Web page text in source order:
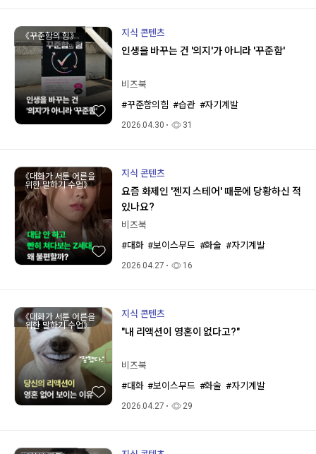
《꾸준함의 힘》 지식 콘텐츠
인생을 바꾸는 건 '의지'가 아니라 '꾸준함'
비즈북
#꾸준함의힘 #습관 #자기계발
2026.04.30 31
《대화가 서툰 어른을
위한 말하기 수업》
지식 콘텐츠
요즘 화제인 '젠지 스테어' 때문에 당황하신 적
있나요?
비즈북
#대화 #보이스무드 #화술 #자기계발
2026.04.27 16
《대화가 서툰 어른을
위한 말하기 수업》
지식 콘텐츠
"내 리액션이 영혼이 없다고?"
비즈북
#대화 #보이스무드 #화술 #자기계발
2026.04.27 29